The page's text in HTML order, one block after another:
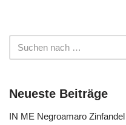
Neueste Beiträge
IN ME Negroamaro